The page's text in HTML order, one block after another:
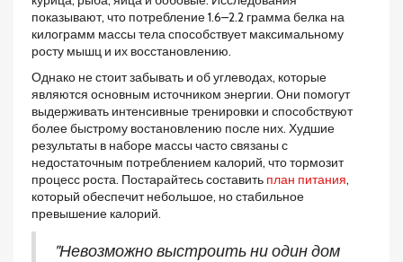
показывают, что потребление 1.6–2.2 грамма белка на
килограмм массы тела способствует максимальному
росту мышц и их восстановлению.
Однако не стоит забывать и об углеводах, которые
являются основным источником энергии. Они помогут
выдерживать интенсивные тренировки и способствуют
более быстрому востановлению после них. Худшие
результаты в наборе массы часто связаны с
недостаточным потреблением калорий, что тормозит
процесс роста. Постарайтесь составить план питания,
который обеспечит небольшое, но стабильное
превышение калорий.
"Невозможно выстроить ни один дом